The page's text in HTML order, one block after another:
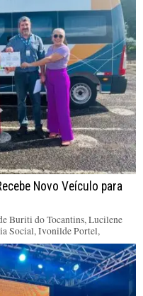
Novo Veículo para
Buriti do Tocantins, Lucilene
Social, Ivonilde Portel,